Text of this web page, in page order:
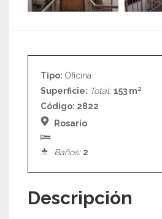
Tipo: Oficina
Superficie: Total: 153 m²
Código: 2822
Rosario
Baños: 2
Descripción